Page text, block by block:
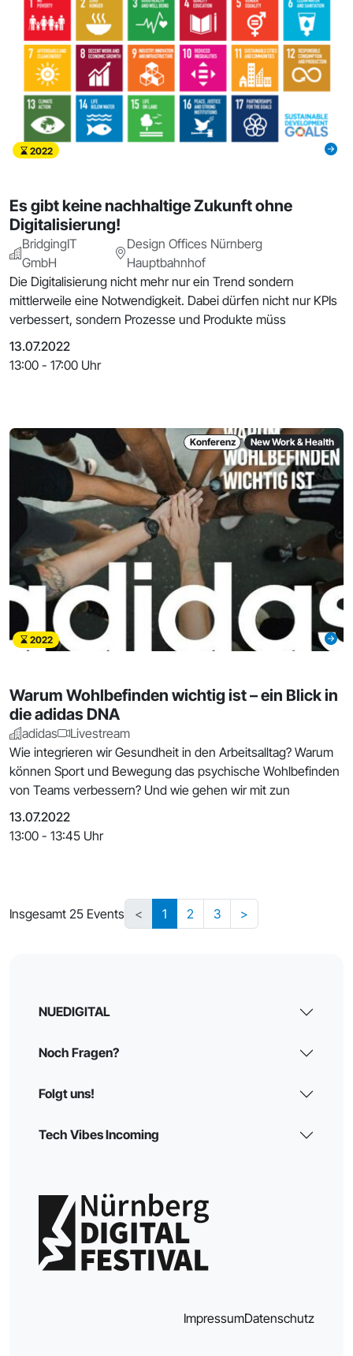
2022
Es gibt keine nachhaltige Zukunft ohne
Digitalisierung!
BridgingIT
GmbH
Design Offices Nürnberg
Hauptbahnhof
Die Digitalisierung nicht mehr nur ein Trend sondern
mittlerweile eine Notwendigkeit. Dabei dürfen nicht nur KPIs
verbessert, sondern Prozesse und Produkte müss
13.07.2022
13:00 - 17:00 Uhr
Konferenz New Work & Health
2022
Warum Wohlbefinden wichtig ist – ein Blick in
die adidas DNA
adidas
Livestream
Wie integrieren wir Gesundheit in den Arbeitsalltag? Warum
können Sport und Bewegung das psychische Wohlbefinden
von Teams verbessern? Und wie gehen wir mit zun
13.07.2022
13:00 - 13:45 Uhr
Insgesamt 25 Events < 1 2 3 >
NUEDIGITAL
Noch Fragen?
Folgt uns!
Tech Vibes Incoming
ImpressumDatenschutz